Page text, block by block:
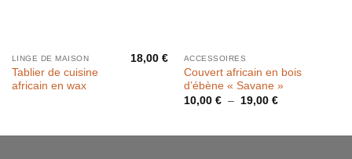
LINGE DE MAISON
Tablier de cuisine
africain en wax
18,00€ ACCESSOIRES
Couvert africain en bois
d’ébène « Savane »
10,00 € – 19,00 €Plage